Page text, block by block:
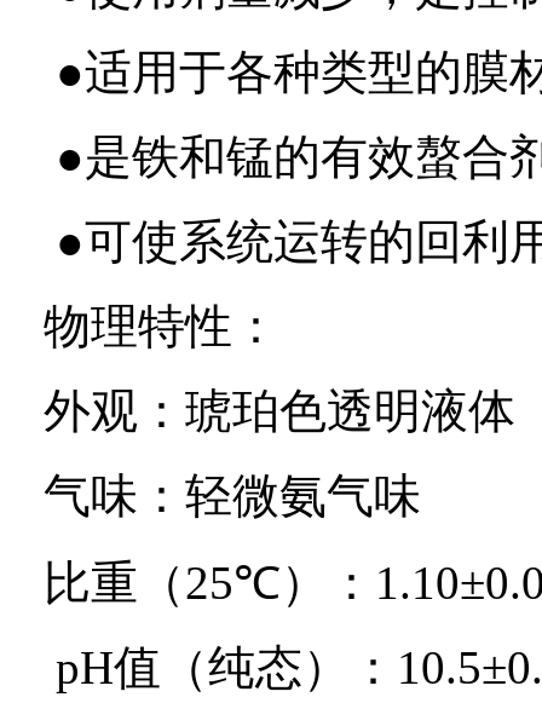
●适用于各种类型的膜
●是铁和锰的有效螯合
●可使系统运转的回利
物理特性：
外观：琥珀色透明液体
气味：轻微氨气味
比重（25℃）： 1.10±
pH值（纯态）： 10.5±